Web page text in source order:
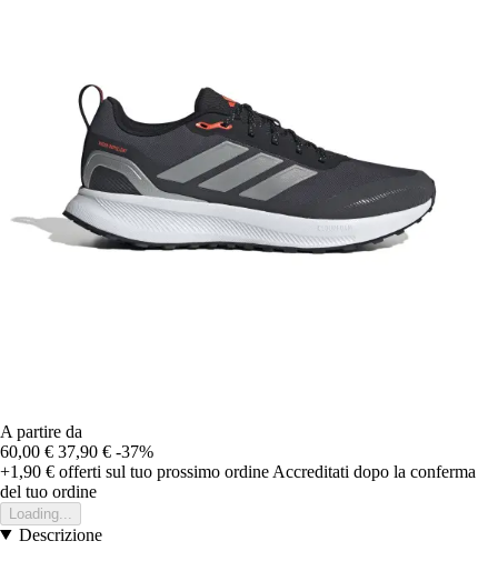
A partire da
60,00 € 37,90 € -37%
+1,90 € offerti sul tuo prossimo ordine Accreditati dopo la conferma
del tuo ordine
Loading...
Descrizione